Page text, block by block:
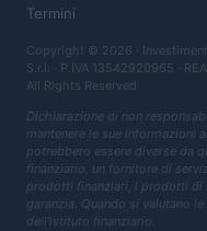
Termini
Copyright © 2026 ·
S.r.l. · P.IVA 13542920965 ·
All Rights Reserved
Dichiarazione di non
mantenere le sue informazioni
potrebbero essere diverse da
finanziario, un fornitore di
prodotti finanziari, i prodotti di
garanzia. Quando si valutano
dell'istituto finanziario.